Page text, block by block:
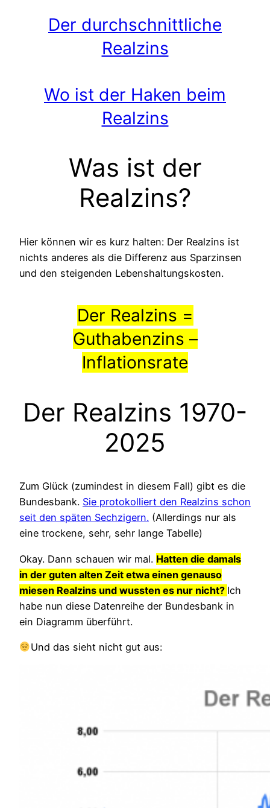
Der durchschnittliche
Realzins
Wo ist der Haken beim
Realzins
Was ist der
Realzins?
Hier können wir es kurz halten: Der Realzins ist
nichts anderes als die Differenz aus Sparzinsen
und den steigenden Lebenshaltungskosten.
Der Realzins =
Guthabenzins –
Inflationsrate
Der Realzins 1970-
2025
Zum Glück (zumindest in diesem Fall) gibt es die
Bundesbank. Sie protokolliert den Realzins schon
seit den späten Sechzigern. (Allerdings nur als
eine trockene, sehr, sehr lange Tabelle)
Okay. Dann schauen wir mal. Hatten die damals
in der guten alten Zeit etwa einen genauso
miesen Realzins und wussten es nur nicht? Ich
habe nun diese Datenreihe der Bundesbank in
ein Diagramm überführt.
Und das sieht nicht gut aus: